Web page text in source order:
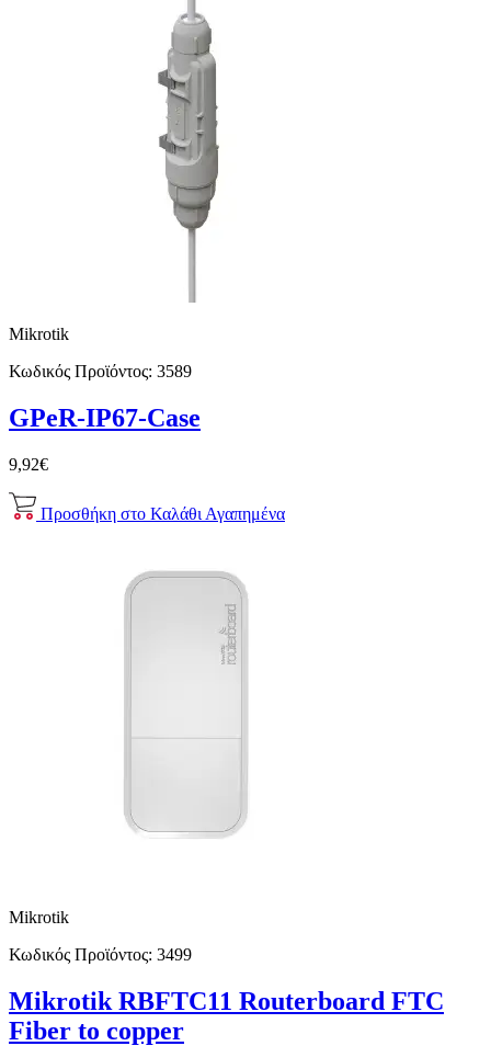
Mikrotik
Κωδικός Προϊόντος: 3589
GPeR-IP67-Case
9,92€
Προσθήκη στο Καλάθι Αγαπημένα
Mikrotik
Κωδικός Προϊόντος: 3499
Mikrotik RBFTC11 Routerboard FTC
Fiber to copper